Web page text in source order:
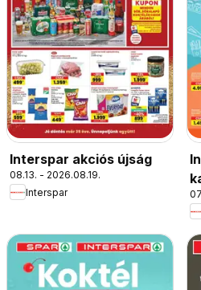
Interspar akciós újság
08.13. - 2026.08.19.
Interspar